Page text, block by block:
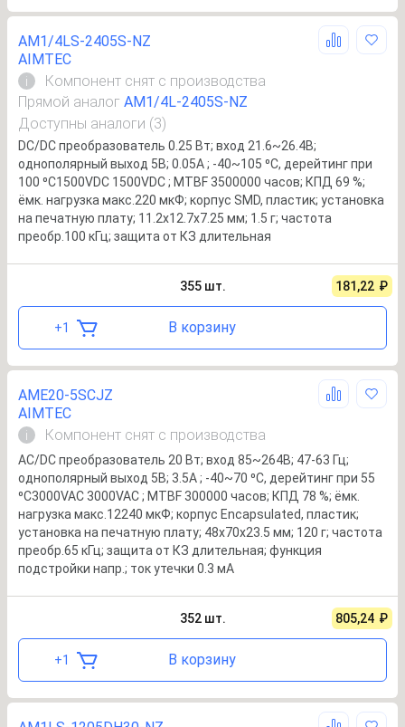
AM1/4LS-2405S-NZ
AIMTEC
i
Компонент снят с производства
Прямой аналог AM1/4L-2405S-NZ
Доступны аналоги (3)
DC/DC преобразователь 0.25 Вт; вход 21.6~26.4В;
однополярный выход 5В; 0.05А ; -40~105 ⁰C, дерейтинг при
100 ⁰C1500VDC 1500VDC ; MTBF 3500000 часов; КПД 69 %;
ёмк. нагрузка макс.220 мкФ; корпус SMD, пластик; установка
на печатную плату; 11.2x12.7x7.25 мм; 1.5 г; частота
преобр.100 кГц; защита от КЗ длительная
355 шт. 181,22 ₽
+1 В корзину
AME20-5SCJZ
AIMTEC
i Компонент снят с производства
AC/DC преобразователь 20 Вт; вход 85~264В; 47-63 Гц;
однополярный выход 5В; 3.5А ; -40~70 ⁰C, дерейтинг при 55
⁰C3000VAC 3000VAC ; MTBF 300000 часов; КПД 78 %; ёмк.
нагрузка макс.12240 мкФ; корпус Encapsulated, пластик;
установка на печатную плату; 48x70x23.5 мм; 120 г; частота
преобр.65 кГц; защита от КЗ длительная; функция
подстройки напр.; ток утечки 0.3 мА
352 шт. 805,24 ₽
+1 В корзину